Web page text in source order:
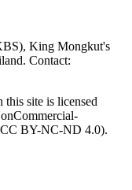
King Mongkut's
Contact:
this site is licensed
BY-NC-ND 4.0).